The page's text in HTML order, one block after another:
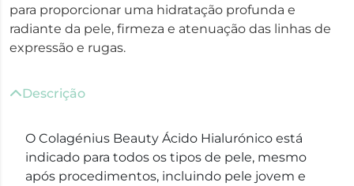
para proporcionar uma hidratação profunda e
radiante da pele, firmeza e atenuação das linhas de
expressão e rugas.
Descrição
O Colagénius Beauty Ácido Hialurónico está
indicado para todos os tipos de pele, mesmo
após procedimentos, incluindo pele jovem e